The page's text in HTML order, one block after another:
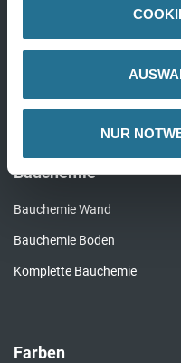
NUR
Bauchemie
Bauchemie Wand
Bauchemie Boden
Komplette Bauchemie
Farben